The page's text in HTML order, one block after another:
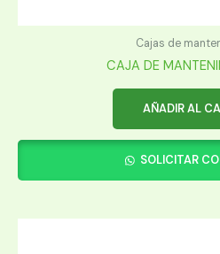
Cajas de
CAJA DE
AÑADIR AL
SOLICITAR